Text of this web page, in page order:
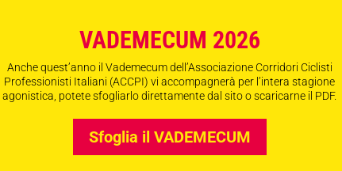
VADEMECUM 2026
Anche quest’anno il Vademecum dell’Associazione Corridori Ciclisti
Professionisti Italiani (ACCPI) vi accompagnerà per l’intera stagione
agonistica, potete sfogliarlo direttamente dal sito o scaricarne il PDF.
Sfoglia il VADEMECUM